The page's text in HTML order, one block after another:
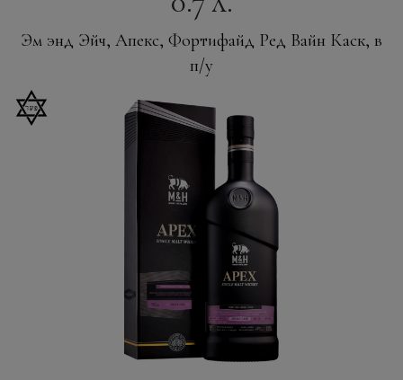
Эм энд Эйч, Апекс, Фортифайд Ред Вайн Каск, в
п/у